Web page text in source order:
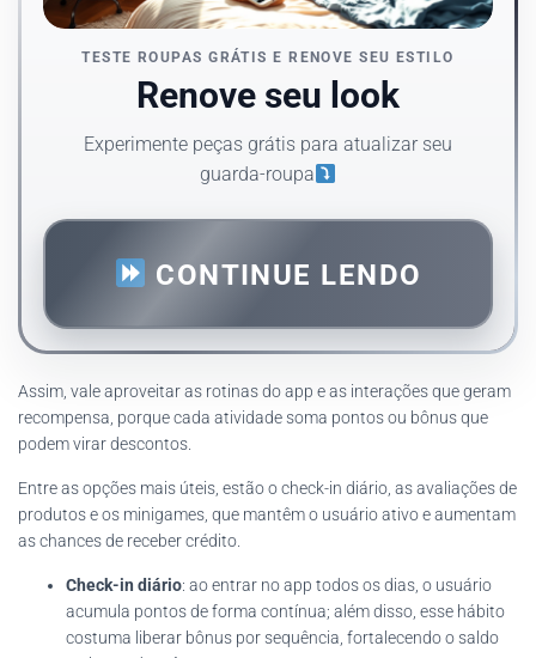
TESTE ROUPAS GRÁTIS E RENOVE SEU ESTILO
Renove seu look
Experimente peças grátis para atualizar seu
guarda-roupa
CONTINUE LENDO
Assim, vale aproveitar as rotinas do app e as interações que geram
recompensa, porque cada atividade soma pontos ou bônus que
podem virar descontos.
Entre as opções mais úteis, estão o check-in diário, as avaliações de
produtos e os minigames, que mantêm o usuário ativo e aumentam
as chances de receber crédito.
Check-in diário: ao entrar no app todos os dias, o usuário
acumula pontos de forma contínua; além disso, esse hábito
costuma liberar bônus por sequência, fortalecendo o saldo